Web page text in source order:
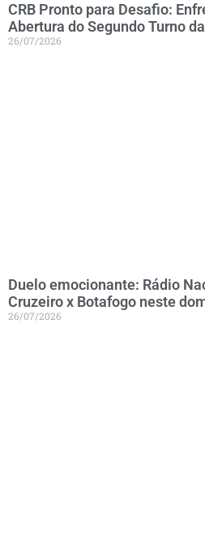
CRB Pronto para Desafio:
Abertura do Segundo Turno
26/07/2026
Duelo emocionante: Rádio
Cruzeiro x Botafogo neste
26/07/2026